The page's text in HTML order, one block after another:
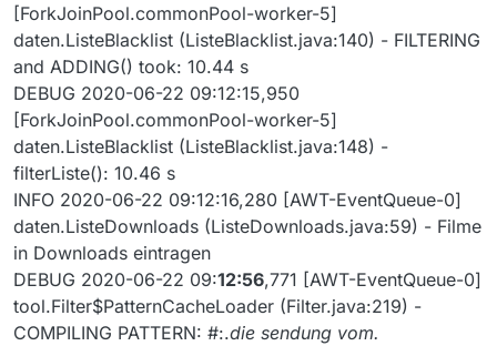
[ForkJoinPool.commonPool-worker-5]
daten.ListeBlacklist (ListeBlacklist.java:140) - FILTERING
and ADDING() took: 10.44 s
DEBUG 2020-06-22 09:12:15,950
[ForkJoinPool.commonPool-worker-5]
daten.ListeBlacklist (ListeBlacklist.java:148) -
filterListe(): 10.46 s
INFO 2020-06-22 09:12:16,280 [AWT-EventQueue-0]
daten.ListeDownloads (ListeDownloads.java:59) - Filme
in Downloads eintragen
DEBUG 2020-06-22 09:12:56,771 [AWT-EventQueue-0]
tool.Filter$PatternCacheLoader (Filter.java:219) -
COMPILING PATTERN: #:.die sendung vom.